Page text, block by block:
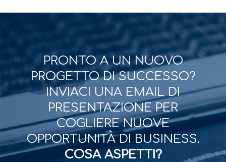
PRONTO A UN NUOVO
PROGETTO DI SUCCESSO?
INVIACI UNA EMAIL DI
PRESENTAZIONE PER
COGLIERE NUOVE
OPPORTUNITÀ DI BUSINESS.
COSA ASPETTI?